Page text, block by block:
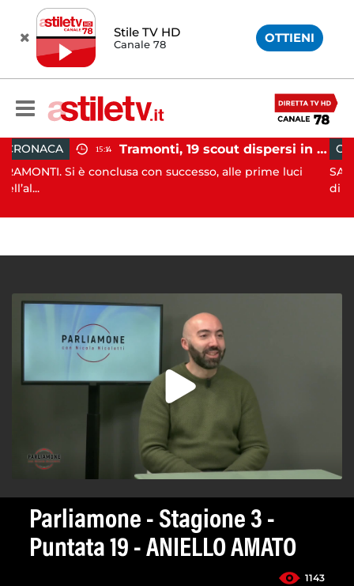
Stile TV HD
Canale 78 OTTIENI
15:14 Tramonti, 19 scout dispersi in montagna salvati dai vigili del fuoco
è conclusa con successo, alle prime luci
CRONACA
SALA
Parliamone - Stagione 3 -
Puntata 19 - ANIELLO AMATO
1143